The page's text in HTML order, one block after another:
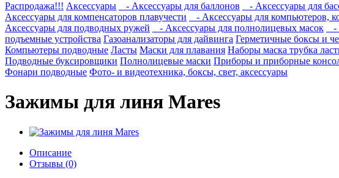
Распродажа!!! Аксессуары - Аксессуары для баллонов - Аксессуары для
Аксессуары для компенсаторов плавучести
- Аксессуары для компьютеров,
Аксессуары для подводных ружей
- Аксессуары для полнолицевых масок -
подъемные устройства Газоанализаторы для дайвинга Герметичные боксы и
Компьютеры подводные Ласты Маски для плавания Наборы маска трубка
Подводные буксировщики Полнолицевые маски Приборы и приборные
Фонари подводные Фото- и видеотехника, боксы, свет, аксессуары
Зажимы для линя Mares
Описание
Отзывы (0)